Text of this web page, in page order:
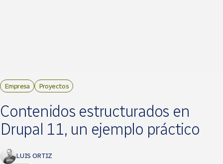
Empresa Proyectos
Contenidos estructurados en
Drupal 11, un ejemplo práctico
LUIS ORTIZ